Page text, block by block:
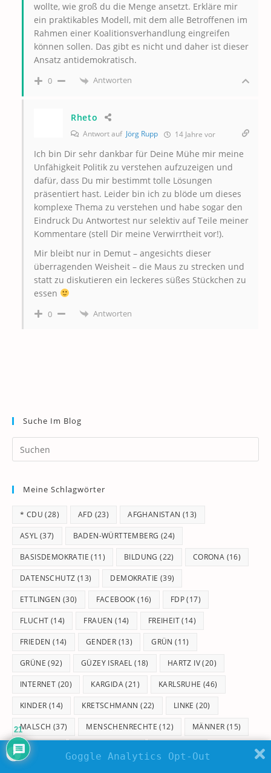
wollte, wie groß du die Menge ansetzt. Erkläre mir
ein praktikables Modell, mit dem alle Betroffenen im
Rahmen einer Koalitionsverhandlung eingreifen
können sollen. Das gibt es nicht und daher ist dieser
Ansatz antidemokratisch.
0 Antworten
Rheto
Antwort auf Jörg Rupp 14 Jahre vor
Ich bin Dir sehr dankbar für Deine Mühe mir meine
Unfähigkeit Politik zu verstehen aufzuzeigen und
dafür, dass Du mir bestimmt tolle Lösungen
präsentiert hast. Leider bin ich zu blöde um dieses
komplexe Thema zu verstehen und habe sogar den
Eindruck Du Antwortest nur selektiv auf Teile meiner
Kommentare (stell Dir meine Verwirrtheit vor!).
Mir bleibt nur in Demut – angesichts dieser
überragenden Weisheit – die Maus zu strecken und
statt zu diskutieren ein leckeres süßes Stückchen zu
essen
0 Antworten
Suche Im Blog
Meine Schlagwörter
* CDU (28) AFD (23) AFGHANISTAN (13)
ASYL (37) BADEN-WÜRTTEMBERG (24)
BASISDEMOKRATIE (11) BILDUNG (22) CORONA (16)
DATENSCHUTZ (13) DEMOKRATIE (39)
ETTLINGEN (30) FACEBOOK (16) FDP(17)
FLUCHT (14) FRAUEN (14) FREIHEIT(14)
FRIEDEN (14) GENDER (13) GRÜN (11)
GRÜNE (92) GÜZEY ISRAEL (18) HARTZ IV(20)
INTERNET (20) KARGIDA(21) KARLSRUHE (46)
KINDER (14) KRETSCHMANN (22) LINKE (20)
MALSCH (37) MENSCHENRECHTE (12) MÄNNER (15)
NAZIS
Goggle Analytics Opt-Out
21